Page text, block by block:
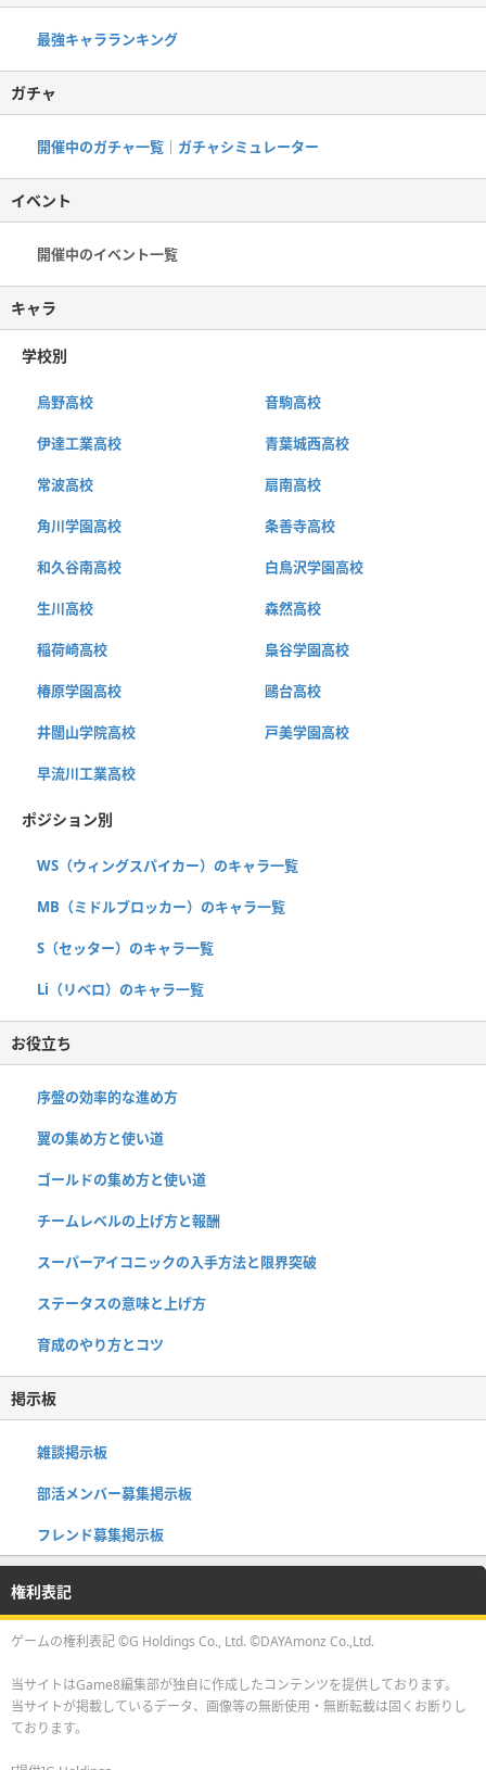
最強キャラランキング
ガチャ
開催中のガチャ一覧｜ガチャシミュレーター
イベント
開催中のイベント一覧
キャラ
学校別
烏野高校 音駒高校
伊達工業高校 青葉城西高校
常波高校 扇南高校
角川学園高校 条善寺高校
和久谷南高校 白鳥沢学園高校
生川高校 森然高校
稲荷崎高校 梟谷学園高校
椿原学園高校 鷗台高校
井闥山学院高校 戸美学園高校
早流川工業高校
ポジション別
WS（ウィングスパイカー）のキャラ一覧
MB（ミドルブロッカー）のキャラ一覧
S（セッター）のキャラ一覧
Li（リベロ）のキャラ一覧
お役立ち
序盤の効率的な進め方
翼の集め方と使い道
ゴールドの集め方と使い道
チームレベルの上げ方と報酬
スーパーアイコニックの入手方法と限界突破
ステータスの意味と上げ方
育成のやり方とコツ
掲示板
雑談掲示板
部活メンバー募集掲示板
フレンド募集掲示板
権利表記
ゲームの権利表記 ©G Holdings Co., Ltd. ©DAYAmonz Co.,Ltd.
当サイトはGame8編集部が独自に作成したコンテンツを提供しております。
当サイトが掲載しているデータ、画像等の無断使用・無断転載は固くお断りし
ております。